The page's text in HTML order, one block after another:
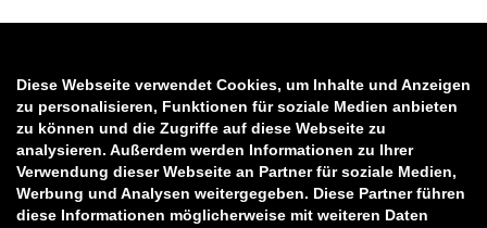
Diese Webseite verwendet Cookies, um Inhalte und Anzeigen
zu personalisieren, Funktionen für soziale Medien anbieten
zu können und die Zugriffe auf diese Webseite zu
analysieren. Außerdem werden Informationen zu Ihrer
Verwendung dieser Webseite an Partner für soziale Medien,
Werbung und Analysen weitergegeben. Diese Partner führen
diese Informationen möglicherweise mit weiteren Daten